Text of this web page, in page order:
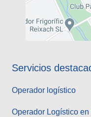
Servicios
Operador logístico
Operador Logístico en